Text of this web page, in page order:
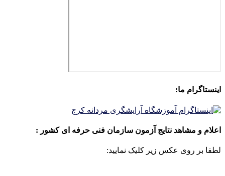
اینستاگرام ما:
اعلام و مشاهد نتایج آزمون سازمان فنی حرفه ای کشور :
لطفا بر روی عکس زیر کلیک نمایید: